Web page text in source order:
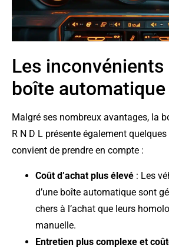
Les inconvénients
boîte automatique
Malgré ses nombreux avantages, la
R N D L présente également quelques
convient de prendre en compte :
Coût d’achat plus élevé : Les
d’une boîte automatique sont
chers à l’achat que leurs
manuelle.
Entretien plus complexe et